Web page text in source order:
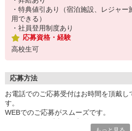
・特典値引あり（宿泊施設、レジャー
用できる）
・社員登用制度あり
応募資格・経験
高校生可
応募方法
お電話でのご応募受付はお時間を頂戴し
す。
WEBでのご応募がスムーズです。